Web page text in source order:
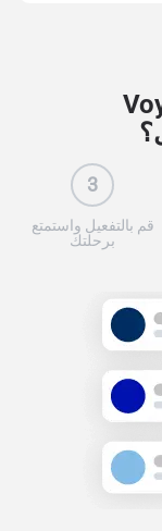
3
قم بالتفعيل واستمتع
برحلتك